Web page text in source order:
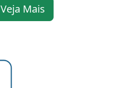
Veja Mais